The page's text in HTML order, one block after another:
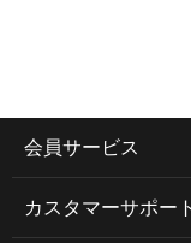
会員サービス
カスタマーサポー